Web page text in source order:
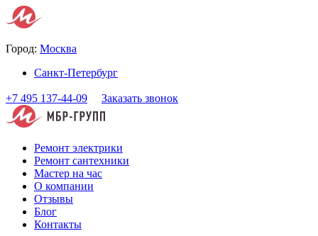
Город: Москва
Санкт-Петербург
+7 495 137-44-09 Заказать звонок
Ремонт электрики
Ремонт сантехники
Мастер на час
О компании
Отзывы
Блог
Контакты